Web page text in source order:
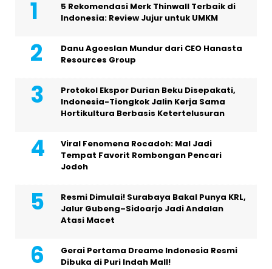
5 Rekomendasi Merk Thinwall Terbaik di
Indonesia: Review Jujur untuk UMKM
Danu Agoeslan Mundur dari CEO Hanasta
Resources Group
Protokol Ekspor Durian Beku Disepakati,
Indonesia-Tiongkok Jalin Kerja Sama
Hortikultura Berbasis Ketertelusuran
Viral Fenomena Rocadoh: Mal Jadi
Tempat Favorit Rombongan Pencari
Jodoh
Resmi Dimulai! Surabaya Bakal Punya KRL,
Jalur Gubeng–Sidoarjo Jadi Andalan
Atasi Macet
Gerai Pertama Dreame Indonesia Resmi
Dibuka di Puri Indah Mall!